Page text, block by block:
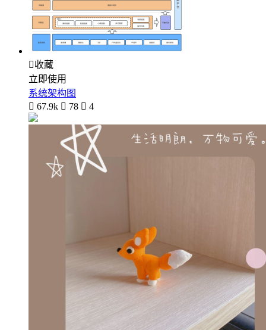
收藏
立即使用
系统架构图
 67.9k  78  4